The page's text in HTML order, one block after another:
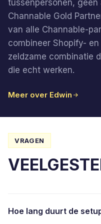
tussenpersonen,
Channable Gold
van alle Channable-
combineer Shopify-
zeldzame combinatie
die echt werken.
Meer over Edwin
VRAGEN
Hoe lang duurt de